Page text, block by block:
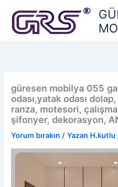
güresen mobilya 055
odası,yatak odası
ranza, motesori,
şifonyer, dekorasyon,
Yorum bırakın / Yazan H.kutlu